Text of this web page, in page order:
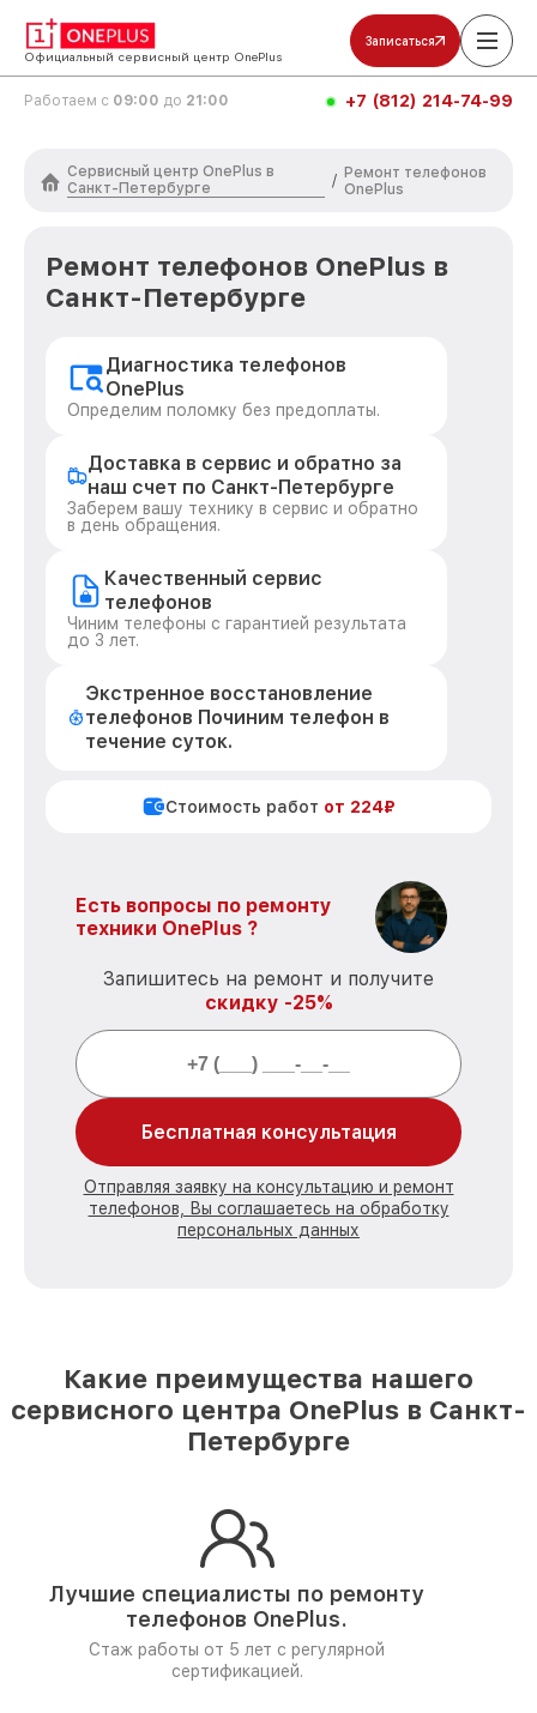
Официальный сервисный центр OnePlus
Записаться
Работаем с 09:00 до 21:00 +7 (812) 214-74-99
Сервисный центр OnePlus в
Санкт-Петербурге
/ Ремонт телефонов
OnePlus
Ремонт телефонов OnePlus в
Санкт-Петербурге
Диагностика телефонов
OnePlus
Определим поломку без предоплаты.
Доставка в сервис и обратно за
наш счет по Санкт-Петербурге
Заберем вашу технику в сервис и обратно
в день обращения.
Качественный сервис
телефонов
Чиним телефоны с гарантией результата
до 3 лет.
Экстренное восстановление
телефонов Починим телефон в
течение суток.
Стоимость работ от 224₽
Есть вопросы по ремонту
техники OnePlus ?
Запишитесь на ремонт и получите
скидку -25%
Бесплатная консультация
Отправляя заявку на консультацию и ремонт
телефонов, Вы соглашаетесь на обработку
персональных данных
Какие преимущества нашего
сервисного центра OnePlus в Санкт-
Петербурге
Лучшие специалисты по ремонту
телефонов OnePlus.
Стаж работы от 5 лет с регулярной
сертификацией.